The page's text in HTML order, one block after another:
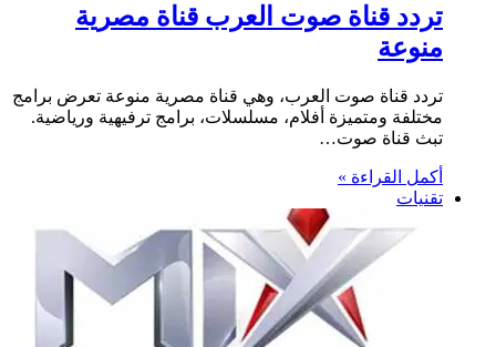
تردد قناة صوت العرب قناة مصرية
منوعة
تردد قناة صوت العرب، وهي قناة مصرية منوعة تعرض برامج
مختلفة ومتميزة أفلام، مسلسلات، برامج ترفيهية ورياضية.
تبث قناة صوت…
أكمل القراءة »
تقنيات